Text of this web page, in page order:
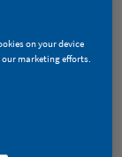
进的太
术，
统真
on your device
marketing efforts.